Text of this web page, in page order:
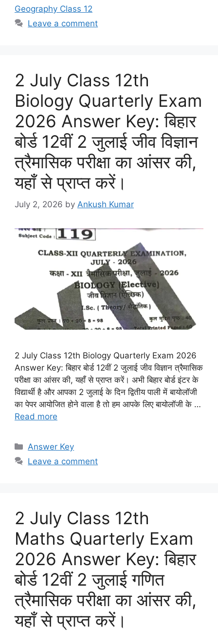
Geography Class 12
Leave a comment
2 July Class 12th
Biology Quarterly Exam
2026 Answer Key: बिहार
बोर्ड 12वीं 2 जुलाई जीव विज्ञान
त्रैमासिक परीक्षा का आंसर की,
यहाँ से प्राप्त करें।
July 2, 2026 by Ankush Kumar
2 July Class 12th Biology Quarterly Exam 2026
Answer Key: बिहार बोर्ड 12वीं 2 जुलाई जीव विज्ञान त्रैमासिक
परीक्षा का आंसर की, यहाँ से प्राप्त करें। अभी बिहार बोर्ड इंटर के
विद्यार्थी है और आपका 2 जुलाई के दिन द्वितीय पाली में बायोलॉजी
का पेपर आयोजित होने वाला है तो हम आपके लिए बायोलॉजी के …
Read more
Categories
Answer Key
Leave a comment
2 July Class 12th
Maths Quarterly Exam
2026 Answer Key: बिहार
बोर्ड 12वीं 2 जुलाई गणित
त्रैमासिक परीक्षा का आंसर की,
यहाँ से प्राप्त करें।